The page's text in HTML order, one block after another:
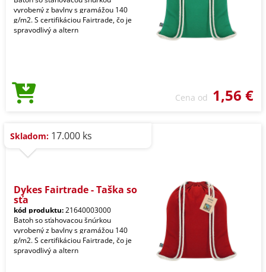
vyrobený z bavlny s gramážou 140
g/m2. S certifikáciou Fairtrade, čo je
spravodlivý a altern
Cena od 1,56 €
Skladom: 17.000 ks
Dykes Fairtrade - Taška so
sťa
kód produktu:21640003000
Batoh so sťahovacou šnúrkou
vyrobený z bavlny s gramážou 140
g/m2. S certifikáciou Fairtrade, čo je
spravodlivý a altern